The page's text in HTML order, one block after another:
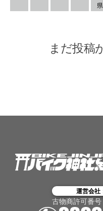
県
まだ投稿
運営会社
古物商許可番